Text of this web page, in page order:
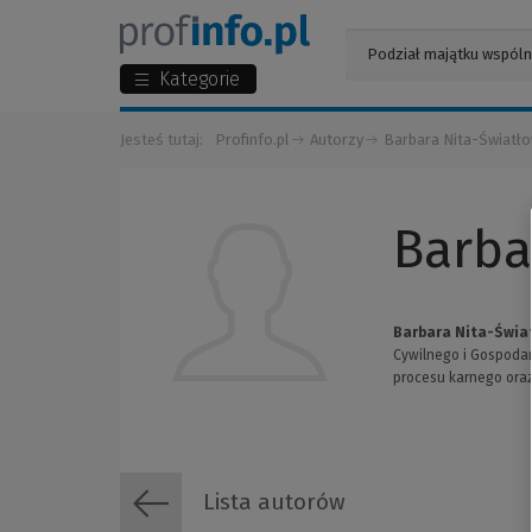
Kategorie
Jesteś tutaj: Profinfo.pl Autorzy Barbara Nita-
Barbara Nita-
Cywilnego i
procesu karnego
Lista autorów